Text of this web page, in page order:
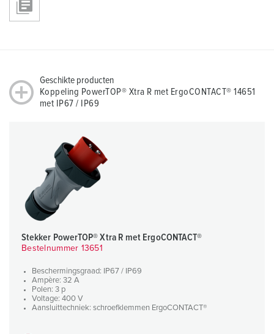
Geschikte producten
Koppeling PowerTOP® Xtra R met ErgoCONTACT® 14651
met IP67 / IP69
Stekker PowerTOP® Xtra R met ErgoCONTACT®
Bestelnummer 13651
Beschermingsgraad: IP67 / IP69
Ampère: 32 A
Polen: 3 p
Voltage: 400 V
Aansluittechniek: schroefklemmen ErgoCONTACT®